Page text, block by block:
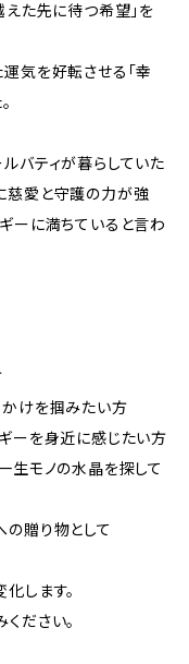
えた先に待つ希望」を
気を好転させる「幸
バティが暮らしていた
慈愛と守護の力が強
ーに満ちていると言わ
かけを掴みたい方
ーを身近に感じたい方
生モノの水晶を探して
の贈り物として
します。
ださい。